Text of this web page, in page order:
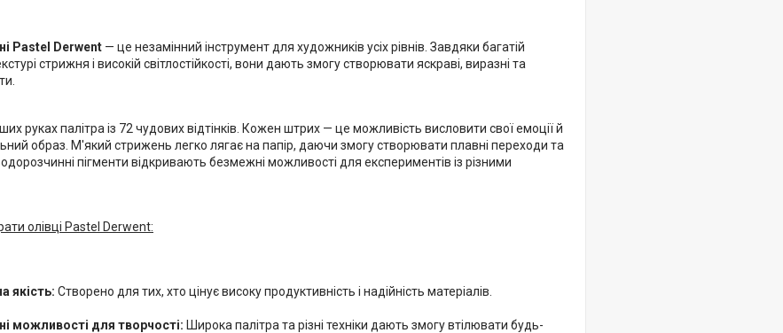
Pastel Derwent — це незамінний інструмент для художників усіх рівнів. Завдяки багатій
стрижня і високій світлостійкості, вони дають змогу створювати яскраві, виразні та
руках палітра із 72 чудових відтінків. Кожен штрих — це можливість висловити свої емоції й
образ. М'який стрижень легко лягає на папір, даючи змогу створювати плавні переходи та
пігменти відкривають безмежні можливості для експериментів із різними
олівці Pastel Derwent:
якість: Створено для тих, хто цінує високу продуктивність і надійність матеріалів.
можливості для творчості: Широка палітра та різні техніки дають змогу втілювати будь-